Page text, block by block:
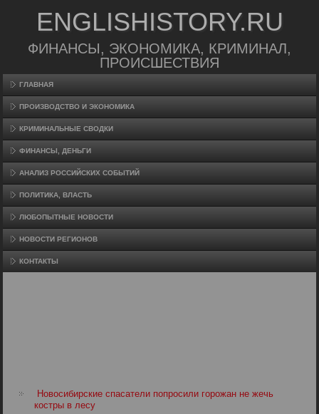
ENGLISHISTORY.RU
ФИНАНСЫ, ЭКОНОМИКА, КРИМИНАЛ,
ПРОИСШЕСТВИЯ
ГЛАВНАЯ
ПРОИЗВΟДСТВО И ЭКОНОМИКА
КРИМИНАЛЬНЫЕ СВОДКИ
ФИНАНСЫ, ДЕНЬГИ
АНАЛИЗ РОССИЙСКИХ СОБЫТИЙ
ПОЛИТИКА, ВЛАСТЬ
ЛЮБОПЫТНЫЕ НОВОСТИ
НОВОСТИ РЕГИОНОВ
КОНТАКТЫ
Новосибирские спасатели попросили горожан не жечь
костры в лесу